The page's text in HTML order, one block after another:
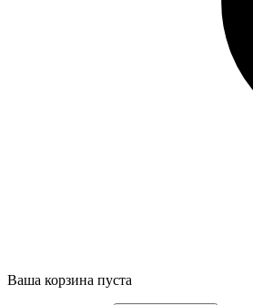
Ваша корзина пуста